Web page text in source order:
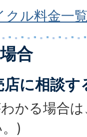
クル料金一
合
に相談す
わかる場合
)